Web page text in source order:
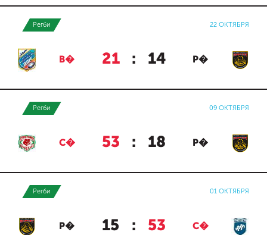
Регби 22 ОКТЯБРЯ
В� 21 : 14 Р�
Регби 09 ОКТЯБРЯ
С� 53 : 18 Р�
Регби 01 ОКТЯБРЯ
Р� 15 : 53 С�